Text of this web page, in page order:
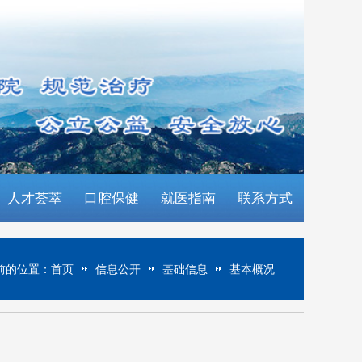
人才荟萃 口腔保健 就医指南 联系方式
的位置： 首页 信息公开 基础信息 基本概况